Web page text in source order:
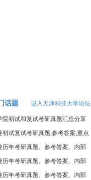
话题 进入天津科技大学论坛
院初试和复试考研真题汇总分享
初试复试考研真题,参考答案,重点
历年考研真题、参考答案、内部
历年考研真题、参考答案、内部
历年考研真题、参考答案、内部